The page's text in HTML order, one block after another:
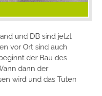
und DB sind jetzt
vor Ort sind auch
der Bau des
dann der
wird und das Tuten